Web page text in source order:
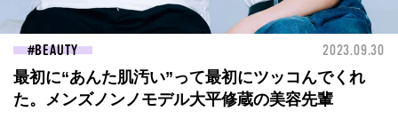
BEAUTY 2023.09.30
最初に“あんた肌汚い”って最初にツッコんでくれ
た。メンズノンノモデル大平修蔵の美容先輩